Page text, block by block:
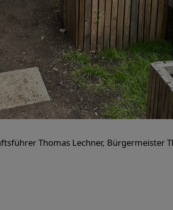
Thomas Lechner, Bürgermeister